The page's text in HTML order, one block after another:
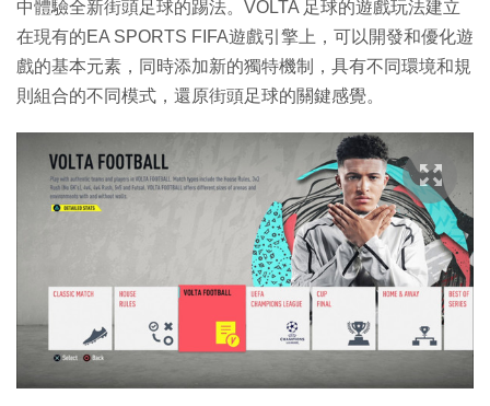
中體驗全新街頭足球的踢法。VOLTA 足球的遊戲玩法建立
在現有的EA SPORTS FIFA遊戲引擎上，可以開發和優化遊
戲的基本元素，同時添加新的獨特機制，具有不同環境和規
則組合的不同模式，還原街頭足球的關鍵感覺。